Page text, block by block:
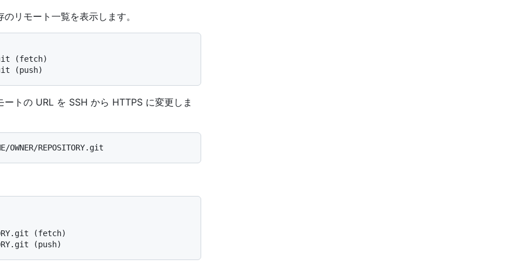
リモート一覧を表示します。
(fetch)
(push)
トの URL を SSH から HTTPS に変更しま
(fetch)
(push)